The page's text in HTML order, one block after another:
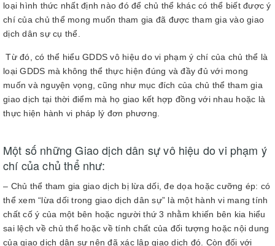
loại hình thức nhất định nào đó để chủ thể khác có thể biết được ý
chí của chủ thể mong muốn tham gia đã được tham gia vào giao
dịch dân sự cụ thể.
Từ đó, có thể hiểu GDDS vô hiệu do vi phạm ý chí của chủ thể là
loại GDDS mà không thể thực hiện đúng và đầy đủ với mong
muốn và nguyện vọng, cũng như mục đích của chủ thể tham gia
giao dịch tại thời điểm mà họ giao kết hợp đồng với nhau hoặc là
thực hiện hành vi pháp lý đơn phương.
Một số những Giao dịch dân sự vô hiệu do vi phạm ý
chí của chủ thể như:
– Chủ thể tham gia giao dịch bị lừa dối, đe dọa hoặc cưỡng ép: có
thể xem “lừa dối trong giao dịch dân sự” là một hành vi mang tính
chất cố ý của một bên hoặc người thứ 3 nhằm khiến bên kia hiểu
sai lệch về chủ thể hoặc về tính chất của đối tượng hoặc nội dung
của giao dịch dân sự nên đã xác lập giao dịch đó. Còn đối với